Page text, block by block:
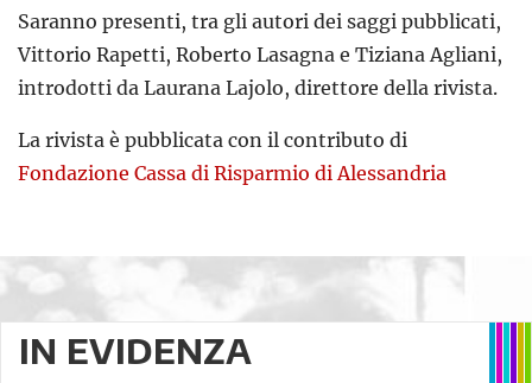
Saranno presenti, tra gli autori dei saggi pubblicati,
Vittorio Rapetti, Roberto Lasagna e Tiziana Agliani,
introdotti da Laurana Lajolo, direttore della rivista.
La rivista è pubblicata con il contributo di
Fondazione Cassa di Risparmio di Alessandria
IN EVIDENZA